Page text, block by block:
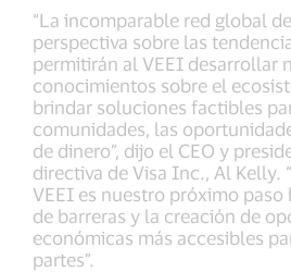
“La incomparable red global
perspectiva sobre las
permitirán al VEEI desarrollar
conocimientos sobre el
brindar soluciones factibles
comunidades, las
de dinero”, dijo el CEO y
directiva de Visa Inc., Al Kelly.
VEEI es nuestro próximo
de barreras y la creación de
económicas más accesibles
partes”.